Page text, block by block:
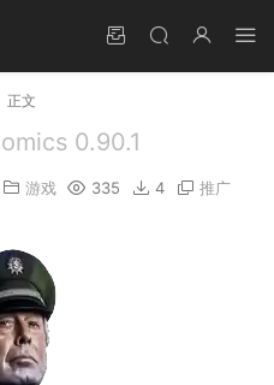
正文
0.90.1
游戏 335 4 推广